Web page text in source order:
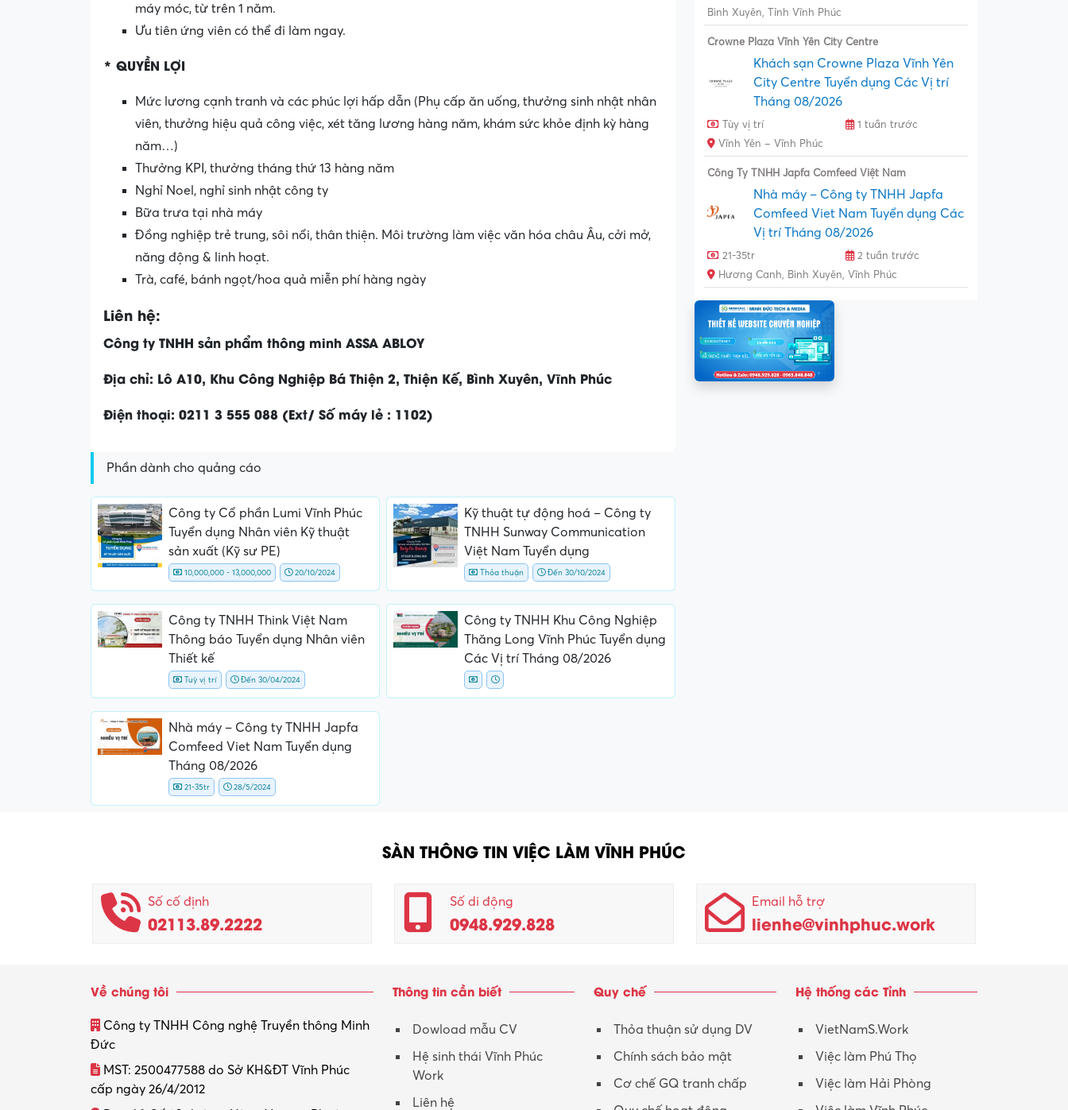
máy móc, từ trên 1 năm.
Ưu tiên ứng viên có thể đi làm ngay.
* QUYỀN LỢI
Mức lương cạnh tranh và các phúc lợi hấp dẫn (Phụ cấp ăn uống, thưởng sinh nhật nhân
viên, thưởng hiệu quả công việc, xét tăng lương hàng năm, khám sức khỏe định kỳ hàng
năm…)
Thưởng KPI, thưởng tháng thứ 13 hàng năm
Nghỉ Noel, nghỉ sinh nhật công ty
Bữa trưa tại nhà máy
Đồng nghiệp trẻ trung, sôi nổi, thân thiện. Môi trường làm việc văn hóa châu Âu, cởi mở,
năng động & linh hoạt.
Trà, café, bánh ngọt/hoa quả miễn phí hàng ngày
Liên hệ:
Công ty TNHH sản phẩm thông minh ASSA ABLOY
Địa chỉ: Lô A10, Khu Công Nghiệp Bá Thiện 2, Thiện Kế, Bình Xuyên, Vĩnh Phúc
Điện thoại: 0211 3 555 088 (Ext/ Số máy lẻ : 1102)
Phần dành cho quảng cáo
Công ty Cổ phần Lumi Vĩnh Phúc
Tuyển dụng Nhân viên Kỹ thuật
sản xuất (Kỹ sư PE)
10,000,000 - 13,000,000 20/10/2024
Kỹ thuật tự động hoá – Công ty
TNHH Sunway Communication
Việt Nam Tuyển dụng
Thỏa thuận Đến 30/10/2024
Công ty TNHH Think Việt Nam
Thông báo Tuyển dụng Nhân viên
Thiết kế
Tuỳ vị trí Đến 30/04/2024
Công ty TNHH Khu Công Nghiệp
Thăng Long Vĩnh Phúc Tuyển dụng
Các Vị trí Tháng 08/2026
Nhà máy – Công ty TNHH Japfa
Comfeed Viet Nam Tuyển dụng
Tháng 08/2026
21-35tr 28/5/2024
Bình Xuyên, Tỉnh Vĩnh Phúc
Crowne Plaza Vĩnh Yên City Centre
Khách sạn Crowne Plaza Vĩnh Yên
City Centre Tuyển dụng Các Vị trí
Tháng 08/2026
Tùy vị trí
1 tuần trước
Vĩnh Yên – Vĩnh Phúc
Công Ty TNHH Japfa Comfeed Việt Nam
Nhà máy – Công ty TNHH Japfa
Comfeed Viet Nam Tuyển dụng Các
Vị trí Tháng 08/2026
21-35tr
2 tuần trước
Hương Canh, Bình Xuyên, Vĩnh Phúc
SÀN THÔNG TIN VIỆC LÀM VĨNH PHÚC
Số cố định
02113.89.2222
Số di động
0948.929.828
Email hỗ trợ
lienhe@vinhphuc.work
Về chúng tôi
Công ty TNHH Công nghệ Truyền thông Minh
Đức
MST: 2500477588 do Sở KH&ĐT Vĩnh Phúc
cấp ngày 26/4/2012
Thông tin cần biết
Dowload mẫu CV
Hệ sinh thái Vĩnh Phúc
Work
Liên hệ
Quy chế
Thỏa thuận sử dụng DV
Chính sách bảo mật
Cơ chế GQ tranh chấp
Hệ thống các Tỉnh
VietNamS.Work
Việc làm Phú Thọ
Việc làm Hải Phòng